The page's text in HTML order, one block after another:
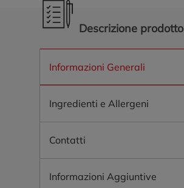
Descrizione prodotto
Informazioni Generali
Ingredienti e Allergeni
Contatti
Informazioni Aggiuntive